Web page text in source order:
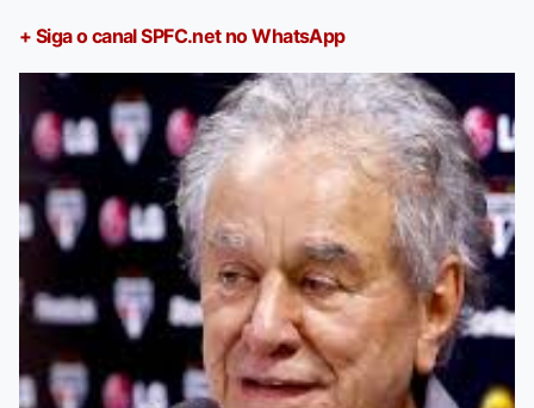
+ Siga o canal SPFC.net no WhatsApp